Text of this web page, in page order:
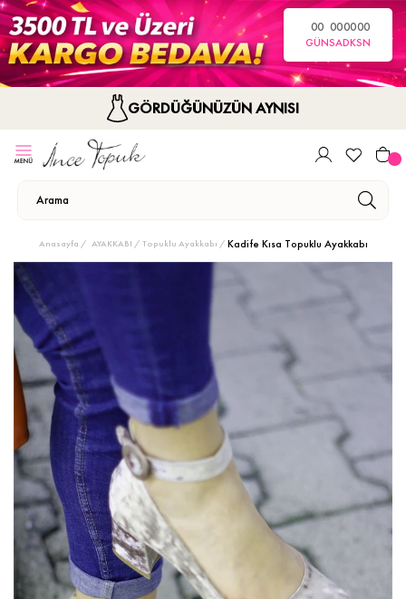
00
GÜN
00
SA
00
DK
00
SN
GÖRDÜĞÜNÜZÜN AYNISI
Anasayfa AYAKKABI Topuklu Ayakkabı Kadife Kısa Topuklu Ayakkabı